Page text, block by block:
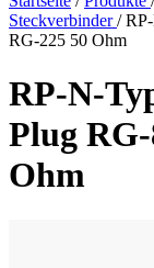
Steckverbinder/
RG-225 50 Ohm
RP-N-
Plug
Ohm